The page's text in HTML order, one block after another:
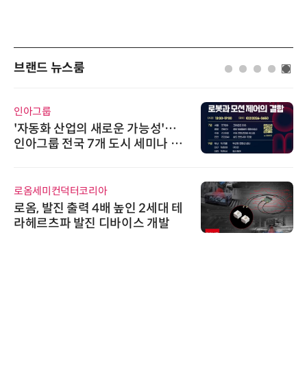
브랜드 뉴스룸
인아그룹
'자동화 산업의 새로운 가능성'…
인아그룹 전국 7개 도시 세미나 페
로옴세미컨덕터코리아
로옴, 발진 출력 4배 높인 2세대 테
라헤르츠파 발진 디바이스 개발